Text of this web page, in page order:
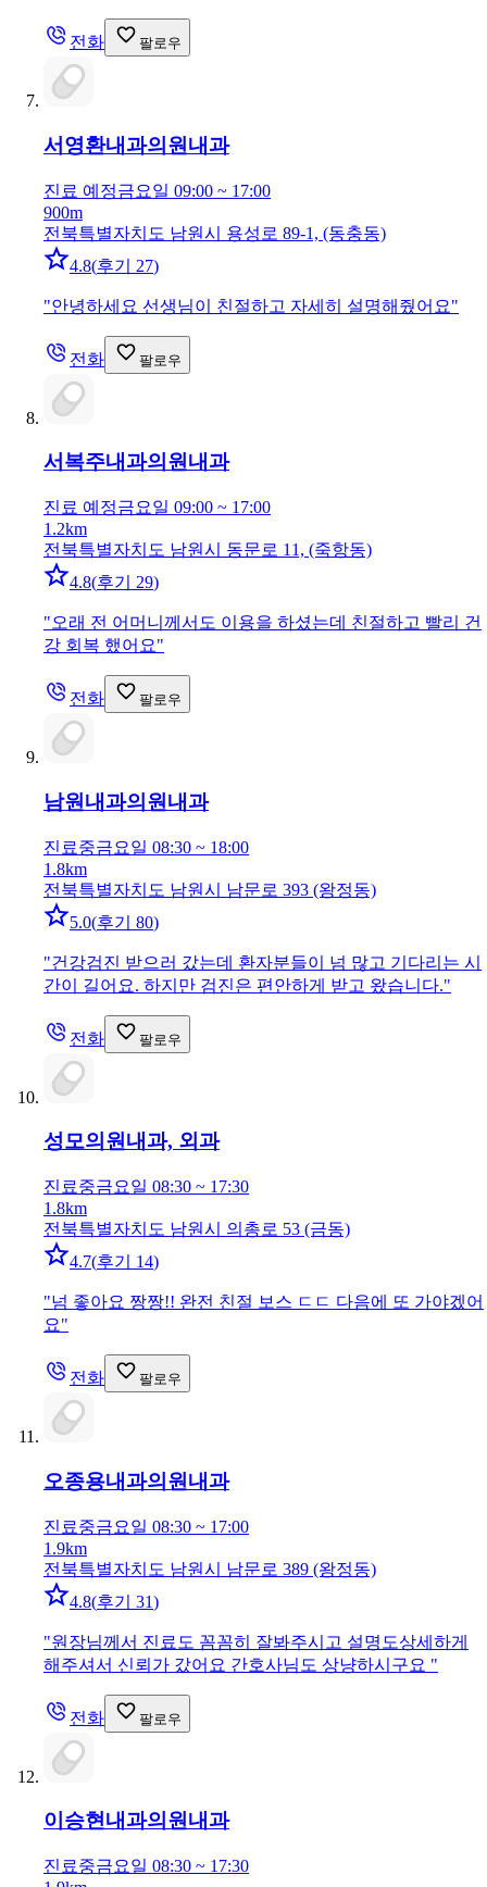
전화 팔로우
서영환내과의원 내과
진료 예정금요일 09:00 ~ 17:00
900m
전북특별자치도 남원시 용성로 89-1, (동충동)
4.8(후기 27)
"안녕하세요 선생님이 친절하고 자세히 설명해줬어요"
전화 팔로우
서복주내과의원내과
진료 예정금요일 09:00 ~ 17:00
1.2km
전북특별자치도 남원시 동문로 11, (죽항동)
4.8(후기 29)
"오래 전 어머니께서도 이용을 하셨는데 친절하고 빨리 건
강 회복 했어요"
전화 팔로우
남원내과의원 내과
진료중금요일 08:30 ~ 18:00
1.8km
전북특별자치도 남원시 남문로 393 (왕정동)
5.0(후기 80)
"건강검진 받으러 갔는데 환자분들이 넘 많고 기다리는 시
간이 길어요. 하지만 검진은 편안하게 받고 왔습니다."
전화 팔로우
성모의원내과, 외과
진료중금요일 08:30 ~ 17:30
1.8km
전북특별자치도 남원시 의총로 53 (금동)
4.7(후기 14)
"넘 좋아요 짱짱!! 완전 친절 보스 ㄷㄷ 다음에 또 가야겠어
요"
전화 팔로우
오종용내과의원 내과
진료중금요일 08:30 ~ 17:00
1.9km
전북특별자치도 남원시 남문로 389 (왕정동)
4.8(후기 31)
"원장님께서 진료도 꼼꼼히 잘봐주시고 설명도상세하게
해주셔서 신뢰가 갔어요 간호사님도 상냥하시구요 "
전화 팔로우
이승현내과의원내과
진료중금요일 08:30 ~ 17:30